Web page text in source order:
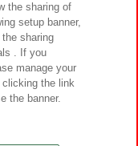
Inc.
Inc.
the sharing of
setup banner,
sharing
. If you
manage your
clicking the link
the banner.